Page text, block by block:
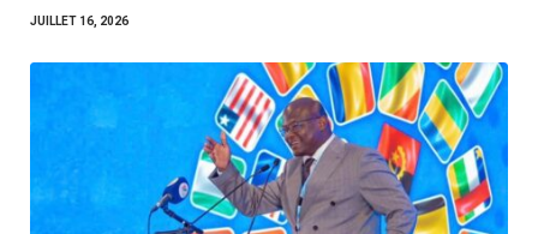
JUILLET 16, 2026